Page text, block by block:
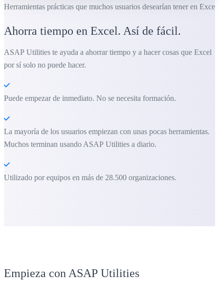
Herramientas prácticas que muchos usuarios desearían tener en Excel.
Ahorra tiempo en Excel. Así de fácil.
ASAP Utilities te ayuda a ahorrar tiempo y a hacer cosas que Excel
por sí solo no puede hacer.
Puede empezar de inmediato. No se necesita formación.
La mayoría de los usuarios empiezan con unas pocas herramientas.
Muchos terminan usando ASAP Utilities a diario.
Utilizado por equipos en más de 28.500 organizaciones.
Empieza con ASAP Utilities